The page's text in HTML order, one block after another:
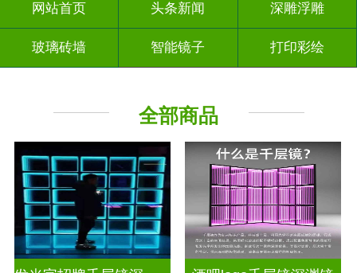
网站首页 头条新闻 深雕浮雕
玻璃砖墙 智能镜子 打印彩绘
全部商品